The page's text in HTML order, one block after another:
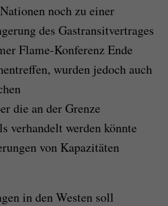
noch zu einer
des Gastransitvertrages
Flame-Konferenz Ende
wurden jedoch auch
die an der Grenze
verhandelt werden könnte
von Kapazitäten
in den Westen soll